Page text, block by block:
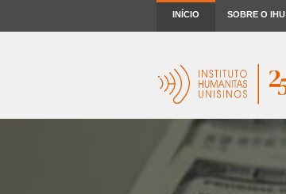
INÍCIO SOBRE O IHU